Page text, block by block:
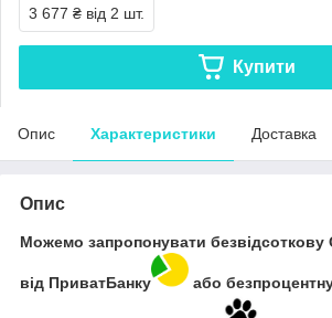
3 677 ₴ від 2 шт.
Купити
Опис Характеристики Доставка
Опис
Можемо запропонувати безвідсоткову
від ПриватБанку або